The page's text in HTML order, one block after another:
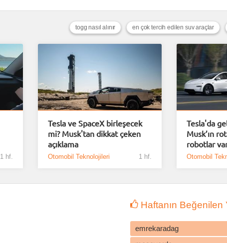
en çok tercih edilen suv araçlar
togg nasıl alınır
1 hf.
Tesla ve SpaceX birleşecek
mi? Musk'tan dikkat çeken
açıklama
Otomobil Teknolojileri 1 hf.
Tesla'da
Musk’ın
robotlar
Otomobil
Haftanın Beğenilen
emrekaradag